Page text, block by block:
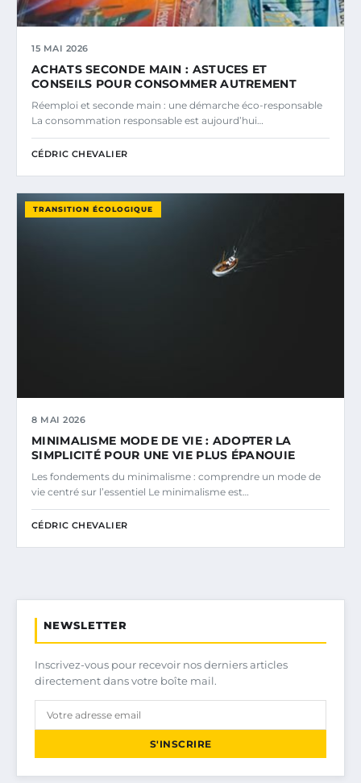
15 MAI 2026
ACHATS SECONDE MAIN : ASTUCES ET
CONSEILS POUR CONSOMMER AUTREMENT
Réemploi et seconde main : une démarche éco-responsable
La consommation responsable est aujourd’hui…
CÉDRIC CHEVALIER
TRANSITION ÉCOLOGIQUE
8 MAI 2026
MINIMALISME MODE DE VIE : ADOPTER LA
SIMPLICITÉ POUR UNE VIE PLUS ÉPANOUIE
Les fondements du minimalisme : comprendre un mode de
vie centré sur l’essentiel Le minimalisme est…
CÉDRIC CHEVALIER
NEWSLETTER
Inscrivez-vous pour recevoir nos derniers articles
directement dans votre boîte mail.
S'INSCRIRE